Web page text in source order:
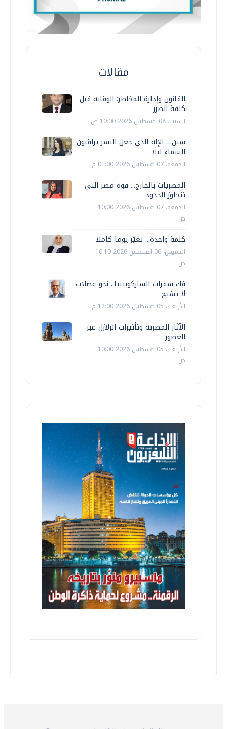
مقالات
القانون وإدارة المخاطر: الوقاية قبل
كلفة الضرر
السبت، 08 اغسطس 2026 10:00 ص
سين… الإله الذي جعل البشر يراقبون
السماء ليلًا
الجمعة، 07 اغسطس 2026 01:00 م
المصريات بالخارج... قوة مصر التي
تتجاوز الحدود
الجمعة، 07 اغسطس 2026 10:00
ص
كلمة واحدة... تغيّر يوما كاملا
الخميس، 06 اغسطس 2026 10:10
ص
فك شفرات الساركوبينيا.. نحو عضلات
لا تشيخ
الأربعاء، 05 اغسطس 2026 12:00 م
الآثار المصرية وتأثيرات الزلازل عبر
العصور
الأربعاء، 05 اغسطس 2026 10:00
ص